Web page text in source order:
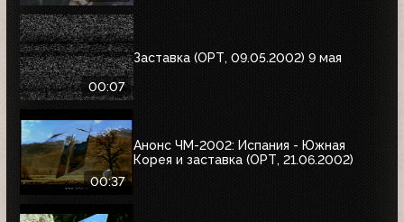
00:07
Заставка (ОРТ, 09.05.2002) 9 мая
00:37
Анонс ЧМ-2002: Испания - Южная
Корея и заставка (ОРТ, 21.06.2002)